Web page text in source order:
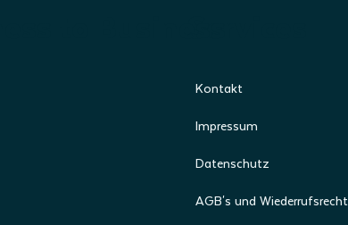
Kontakt
Impressum
Datenschutz
AGB's und Wiederrufsrecht